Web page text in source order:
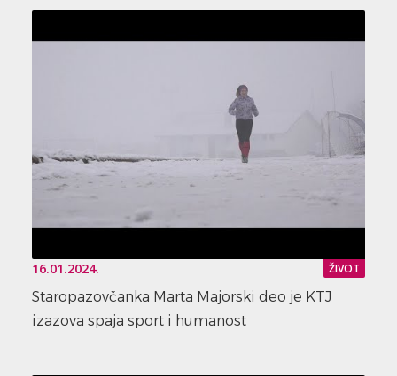
16.01.2024. ŽIVOT
Staropazovčanka Marta Majorski deo je KTJ
izazova spaja sport i humanost